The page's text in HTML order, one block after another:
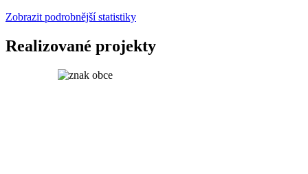
Zobrazit podrobnější statistiky
Realizované projekty